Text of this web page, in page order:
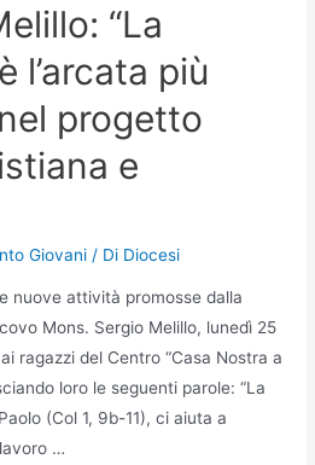
“La
l’arcata più
progetto
e
Giovani / Di Diocesi
nuove attività promosse dalla
Mons. Sergio Melillo, lunedì 25
ragazzi del Centro “Casa Nostra a
loro le seguenti parole: “La
(Col 1, 9b-11), ci aiuta a
…